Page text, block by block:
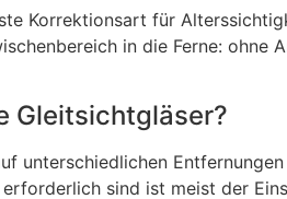
Korrektionsart für
in die Ferne:
Gleitsichtgläser?
unterschiedlichen
sind ist meist der